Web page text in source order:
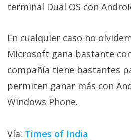
terminal Dual OS con
En cualquier caso no
Microsoft gana bastante
compañía tiene bastantes
permiten ganar más con
Windows Phone.
Vía: Times of India